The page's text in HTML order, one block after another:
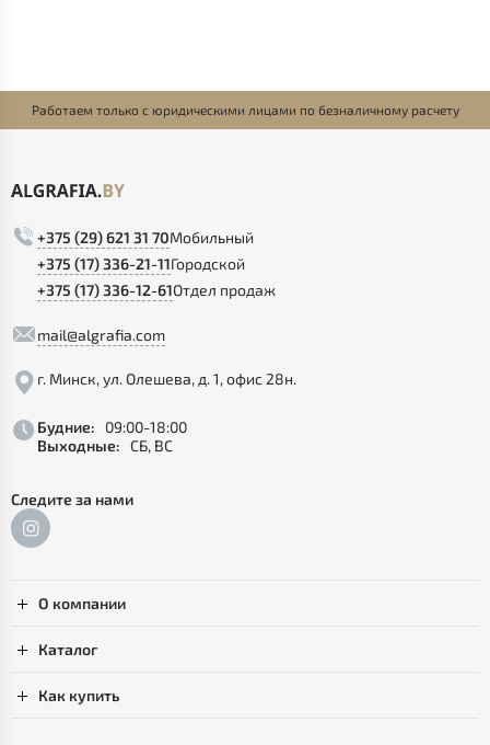
Работаем только с юридическими лицами по безналичному расчету
+375 (29) 621 31 70Мобильный
+375 (17) 336-21-11Городской
+375 (17) 336-12-61Отдел продаж
mail@algrafia.com
г. Минск, ул. Олешева, д. 1, офис 28н.
Будние:
09:00-18:00
Выходные: СБ, ВС
Следите за нами
О компании
Каталог
Как купить